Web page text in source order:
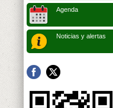
Agenda
Noticias y alertas